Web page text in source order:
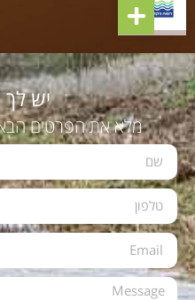
יש
מלא את הפרטים